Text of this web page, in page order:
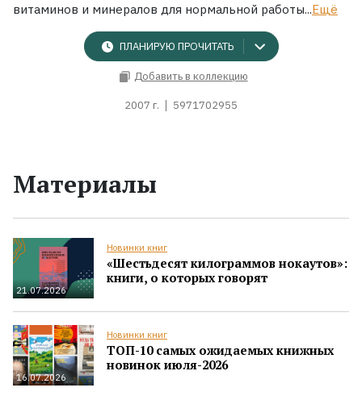
витаминов и минералов для нормальной работы...Ещё
ПЛАНИРУЮ ПРОЧИТАТЬ
Добавить в коллекцию
2007 г. 5971702955
Материалы
21.07.2026
Новинки книг
«Шестьдесят килограммов нокаутов»:
книги, о которых говорят
16.07.2026
Новинки книг
ТОП-10 самых ожидаемых книжных
новинок июля-2026